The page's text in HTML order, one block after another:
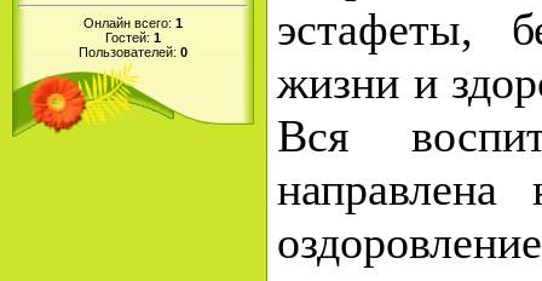
Онлайн всего: 1
Гостей: 1
Пользователей: 0
эстафеты,
жизни и
Вся
направлена